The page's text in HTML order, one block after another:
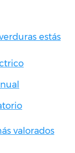
estás
valorados